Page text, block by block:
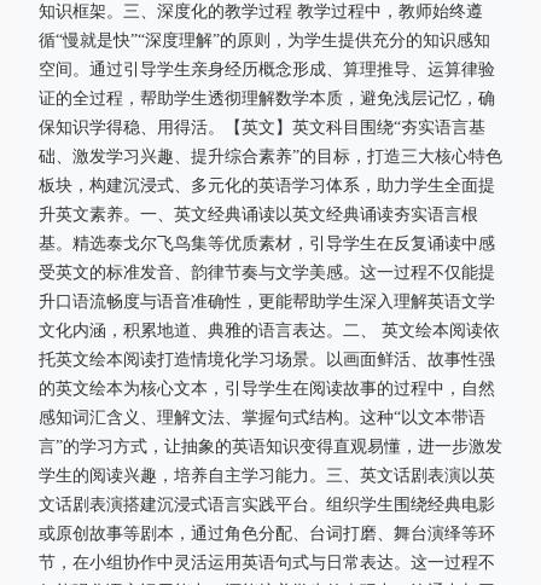
知识框架。三、深度化的教学过程 教学过程中，教师始终遵
循“慢就是快”“深度理解”的原则，为学生提供充分的知识感知
空间。通过引导学生亲身经历概念形成、算理推导、运算律验
证的全过程，帮助学生透彻理解数学本质，避免浅层记忆，确
保知识学得稳、用得活。【英文】英文科目围绕“夯实语言基
础、激发学习兴趣、提升综合素养”的目标，打造三大核心特色
板块，构建沉浸式、多元化的英语学习体系，助力学生全面提
升英文素养。一、英文经典诵读以英文经典诵读夯实语言根
基。精选泰戈尔飞鸟集等优质素材，引导学生在反复诵读中感
受英文的标准发音、韵律节奏与文学美感。这一过程不仅能提
升口语流畅度与语音准确性，更能帮助学生深入理解英语文学
文化内涵，积累地道、典雅的语言表达。二、 英文绘本阅读依
托英文绘本阅读打造情境化学习场景。以画面鲜活、故事性强
的英文绘本为核心文本，引导学生在阅读故事的过程中，自然
感知词汇含义、理解文法、掌握句式结构。这种“以文本带语
言”的学习方式，让抽象的英语知识变得直观易懂，进一步激发
学生的阅读兴趣，培养自主学习能力。三、英文话剧表演以英
文话剧表演搭建沉浸式语言实践平台。组织学生围绕经典电影
或原创故事等剧本，通过角色分配、台词打磨、舞台演绎等环
节，在小组协作中灵活运用英语句式与日常表达。这一过程不